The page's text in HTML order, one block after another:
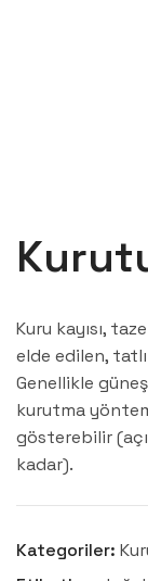
Kuru kayısı,
elde edilen,
Genellikle
kurutma
gösterebilir
kadar).
Kategoriler: